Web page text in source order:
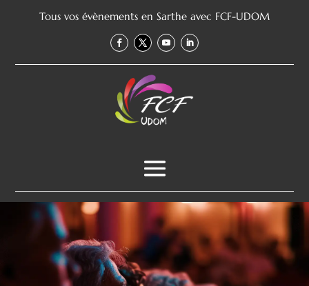
Tous vos évènements en Sarthe avec FCF-UDOM